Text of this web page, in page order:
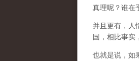
真理呢？谁在
并且更有，人
国，相比事实
也就是说，如